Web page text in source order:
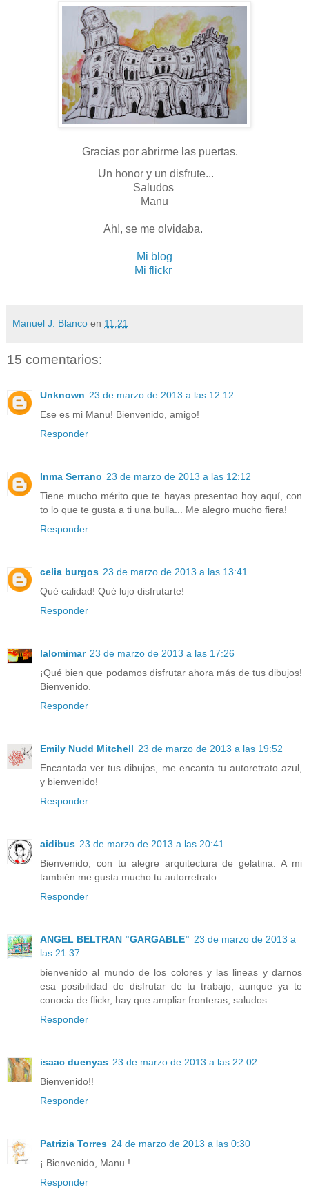
Gracias por abrirme las puertas.
Un honor y un disfrute...
Saludos
Manu
Ah!, se me olvidaba.
Mi blog
Mi flickr
Manuel J. Blanco en 11:21
15 comentarios:
Unknown 23 de marzo de 2013 a las 12:12
Ese es mi Manu! Bienvenido, amigo!
Responder
Inma Serrano 23 de marzo de 2013 a las 12:12
Tiene mucho mérito que te hayas presentao hoy aquí, con
to lo que te gusta a ti una bulla... Me alegro mucho fiera!
Responder
celia burgos 23 de marzo de 2013 a las 13:41
Qué calidad! Qué lujo disfrutarte!
Responder
lalomimar 23 de marzo de 2013 a las 17:26
¡Qué bien que podamos disfrutar ahora más de tus dibujos!
Bienvenido.
Responder
Emily Nudd Mitchell 23 de marzo de 2013 a las 19:52
Encantada ver tus dibujos, me encanta tu autoretrato azul,
y bienvenido!
Responder
aidibus 23 de marzo de 2013 a las 20:41
Bienvenido, con tu alegre arquitectura de gelatina. A mi
también me gusta mucho tu autorretrato.
Responder
ANGEL BELTRAN "GARGABLE" 23 de marzo de 2013 a
las 21:37
bienvenido al mundo de los colores y las lineas y darnos
esa posibilidad de disfrutar de tu trabajo, aunque ya te
conocia de flickr, hay que ampliar fronteras, saludos.
Responder
isaac duenyas 23 de marzo de 2013 a las 22:02
Bienvenido!!
Responder
Patrizia Torres 24 de marzo de 2013 a las 0:30
¡ Bienvenido, Manu !
Responder